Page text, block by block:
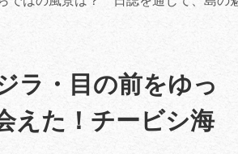
ラ・目の前をゆっ
えた！チービシ海